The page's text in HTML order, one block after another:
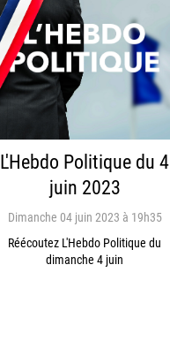
L'Hebdo Politique du 4
juin 2023
Dimanche 04 juin 2023 à 19h35
Réécoutez L'Hebdo Politique du
dimanche 4 juin